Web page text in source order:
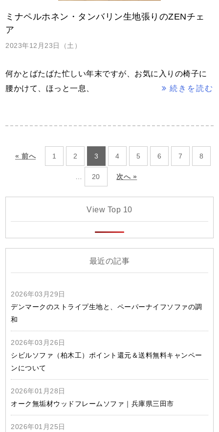
ミナペルホネン・タンバリン生地張りのZENチェ
ア
2023年12月23日（土）
何かとばたばた忙しい年末ですが、お気に入りの椅子に
腰かけて、ほっと一息、
続きを読む
« 前へ 1 2 3 4 5 6 7 8
20 次へ »
View Top 10
最近の記事
2026年03月29日
デンマークのストライプ生地と、ペーパーナイフソファの調
和
2026年03月26日
シビルソファ（柏木工）ポイント還元＆送料無料キャンペー
ンについて
2026年01月28日
オーク無垢材ウッドフレームソファ｜兵庫県三田市
2026年01月25日